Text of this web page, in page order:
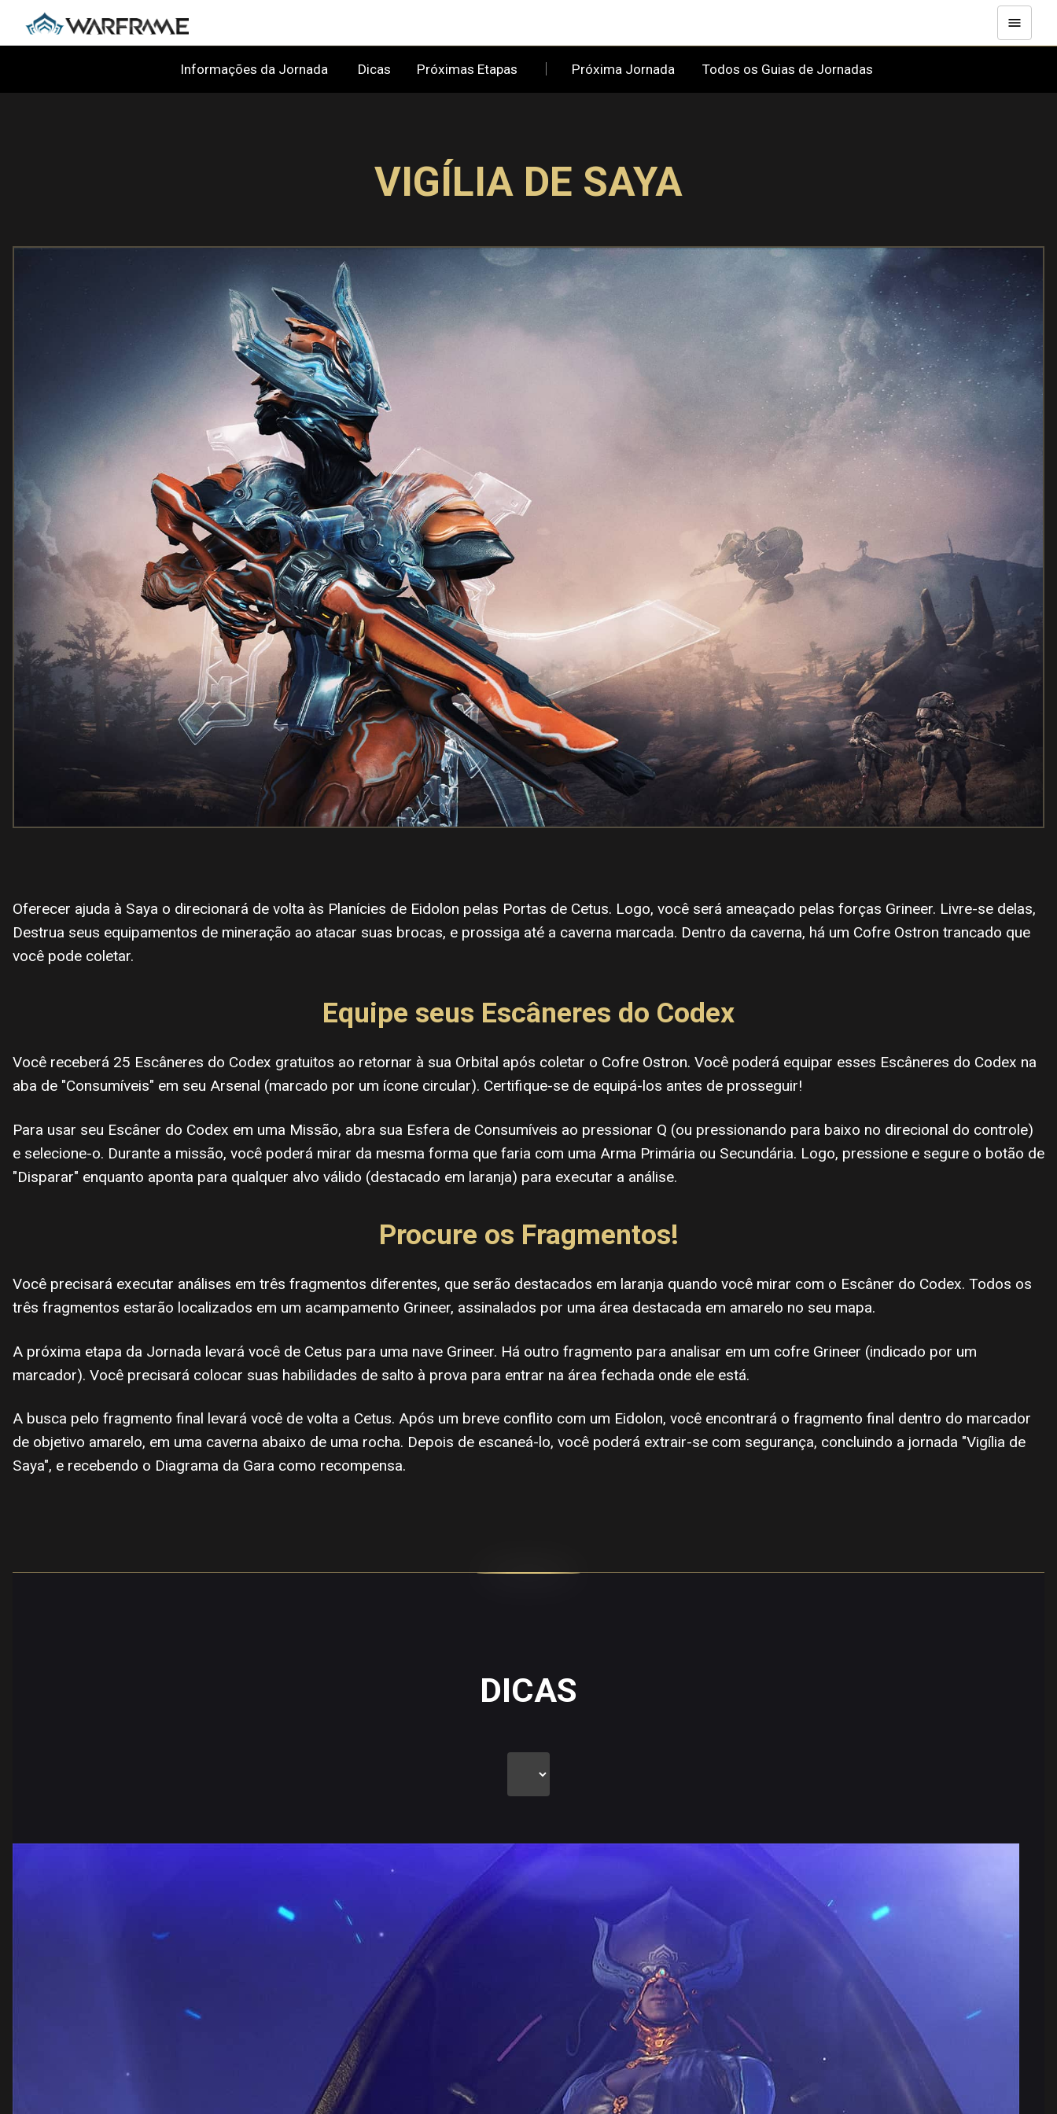
Informações da Jornada Dicas Próximas Etapas Próxima Jornada Todos os Guias de Jornadas
VIGÍLIA DE SAYA
Oferecer ajuda à Saya o direcionará de volta às Planícies de Eidolon pelas Portas de Cetus. Logo, você será ameaçado pelas forças Grineer. Livre-se delas,
Destrua seus equipamentos de mineração ao atacar suas brocas, e prossiga até a caverna marcada. Dentro da caverna, há um Cofre Ostron trancado que
você pode coletar.
Equipe seus Escâneres do Codex
Você receberá 25 Escâneres do Codex gratuitos ao retornar à sua Orbital após coletar o Cofre Ostron. Você poderá equipar esses Escâneres do Codex na
aba de "Consumíveis" em seu Arsenal (marcado por um ícone circular). Certifique-se de equipá-los antes de prosseguir!
Para usar seu Escâner do Codex em uma Missão, abra sua Esfera de Consumíveis ao pressionar Q (ou pressionando para baixo no direcional do controle)
e selecione-o. Durante a missão, você poderá mirar da mesma forma que faria com uma Arma Primária ou Secundária. Logo, pressione e segure o botão de
"Disparar" enquanto aponta para qualquer alvo válido (destacado em laranja) para executar a análise.
Procure os Fragmentos!
Você precisará executar análises em três fragmentos diferentes, que serão destacados em laranja quando você mirar com o Escâner do Codex. Todos os
três fragmentos estarão localizados em um acampamento Grineer, assinalados por uma área destacada em amarelo no seu mapa.
A próxima etapa da Jornada levará você de Cetus para uma nave Grineer. Há outro fragmento para analisar em um cofre Grineer (indicado por um
marcador). Você precisará colocar suas habilidades de salto à prova para entrar na área fechada onde ele está.
A busca pelo fragmento final levará você de volta a Cetus. Após um breve conflito com um Eidolon, você encontrará o fragmento final dentro do marcador
de objetivo amarelo, em uma caverna abaixo de uma rocha. Depois de escaneá-lo, você poderá extrair-se com segurança, concluindo a jornada "Vigília de
Saya", e recebendo o Diagrama da Gara como recompensa.
DICAS